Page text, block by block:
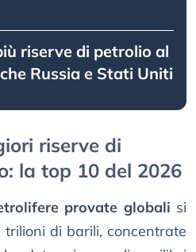
riserve di petrolio al
Russia e Stati Uniti
riserve di
la top 10 del 2026
provate globali si
di barili, concentrate